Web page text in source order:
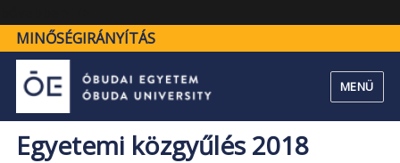
közgyűlés
2018"
MINŐSÉGIRÁNYÍTÁS
MENÜ
Egyetemi közgyűlés 2018